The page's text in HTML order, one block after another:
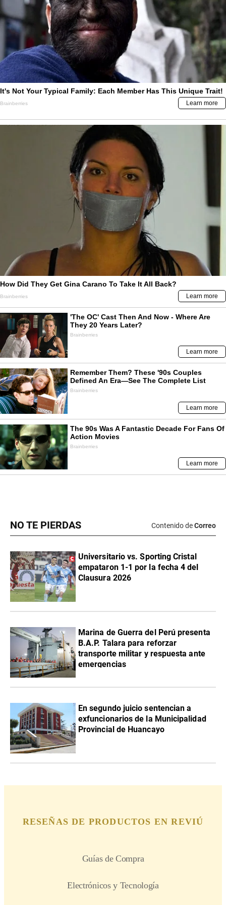
NO TE PIERDAS Contenido deCorreo
Universitario vs. Sporting Cristal
empataron 1-1 por la fecha 4 del
Clausura 2026
Marina de Guerra del Perú presenta
B.A.P. Talara para reforzar
transporte militar y respuesta ante
emergencias
En segundo juicio sentencian a
exfuncionarios de la Municipalidad
Provincial de Huancayo